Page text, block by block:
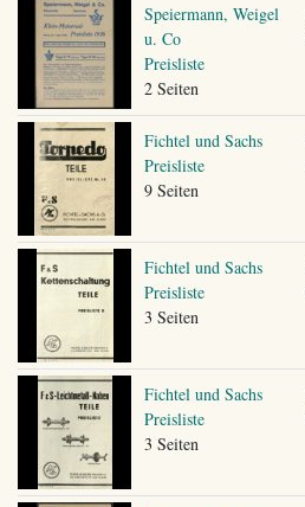
Speiermann, Weigel
u. Co
Preisliste
2 Seiten
Fichtel und Sachs
Preisliste
9 Seiten
Fichtel und Sachs
Preisliste
3 Seiten
Fichtel und Sachs
Preisliste
3 Seiten